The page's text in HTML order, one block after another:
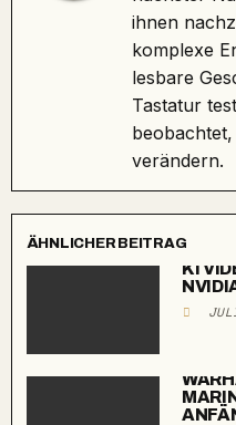
ihnen
komplexe
lesbare
Tastatur
verändern.
ÄHNLICHER BEITRAG
KI